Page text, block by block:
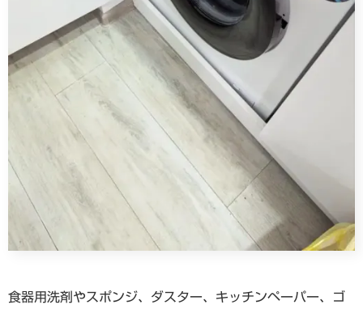
食器用洗剤やスポンジ、ダスター、キッチンペーパー、ゴ